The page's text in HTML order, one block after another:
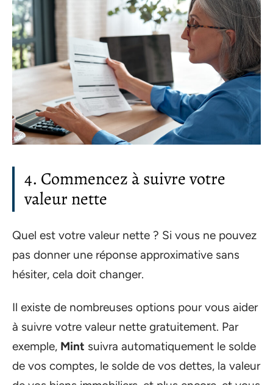
4. Commencez à suivre votre
valeur nette
Quel est votre valeur nette ? Si vous ne pouvez
pas donner une réponse approximative sans
hésiter, cela doit changer.
Il existe de nombreuses options pour vous aider
à suivre votre valeur nette gratuitement. Par
exemple, Mint suivra automatiquement le solde
de vos comptes, le solde de vos dettes, la valeur